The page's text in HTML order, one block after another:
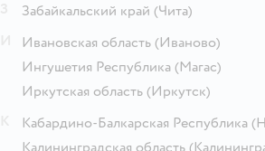
Забайкальский край (Чита)
Ивановская область (Иваново)
Ингушетия Республика (Магас)
Иркутская область (Иркутск)
Кабардино-Балкарская Республика
Калининградская область